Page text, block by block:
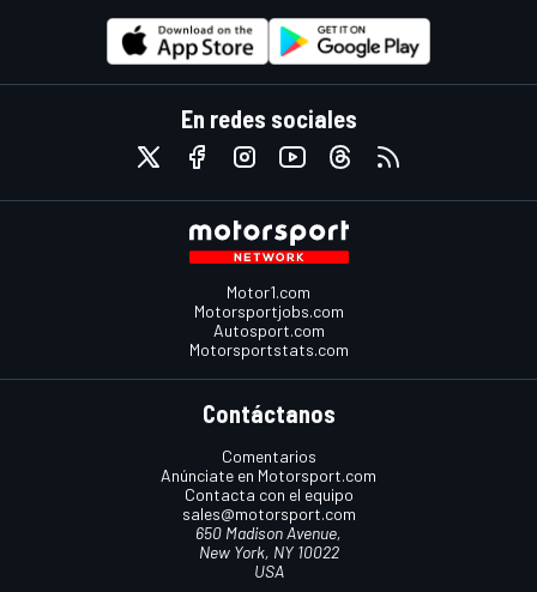
En redes sociales
Motor1.com
Motorsportjobs.com
Autosport.com
Motorsportstats.com
Contáctanos
Comentarios
Anúnciate en Motorsport.com
Contacta con el equipo
sales@motorsport.com
650 Madison Avenue,
New York, NY 10022
USA